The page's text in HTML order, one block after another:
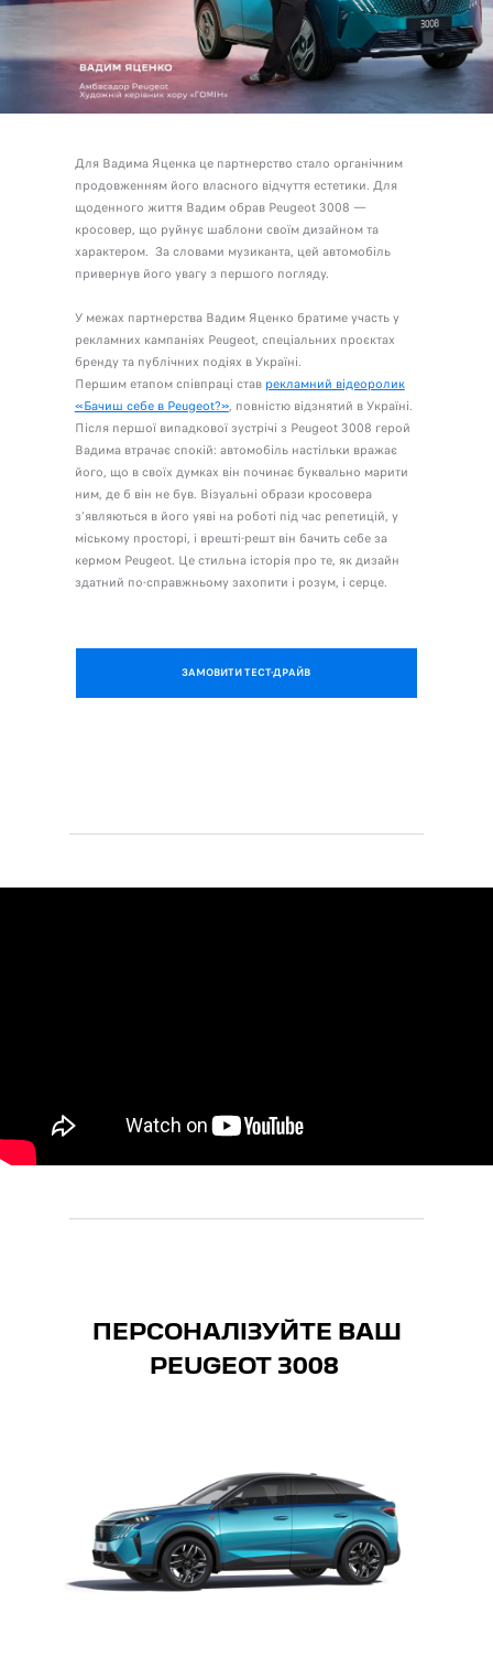
Для Вадима Яценка це партнерство стало органічним
продовженням його власного відчуття естетики. Для
щоденного життя Вадим обрав Peugeot 3008 —
кросовер, що руйнує шаблони своїм дизайном та
характером. За словами музиканта, цей автомобіль
привернув його увагу з першого погляду.
У межах партнерства Вадим Яценко братиме участь у
рекламних кампаніях Peugeot, спеціальних проєктах
бренду та публічних подіях в Україні.
Першим етапом співпраці став рекламний відеоролик
«Бачиш себе в Peugeot?», повністю відзнятий в Україні.
Після першої випадкової зустрічі з Peugeot 3008 герой
Вадима втрачає спокій: автомобіль настільки вражає
його, що в своїх думках він починає буквально марити
ним, де б він не був. Візуальні образи кросовера
з'являються в його уяві на роботі під час репетицій, у
міському просторі, і врешті-решт він бачить себе за
кермом Peugeot. Це стильна історія про те, як дизайн
здатний по-справжньому захопити і розум, і серце.
ЗАМОВИТИ ТЕСТ-ДРАЙВ
ПЕРСОНАЛІЗУЙТЕ ВАШ
PEUGEOT 3008